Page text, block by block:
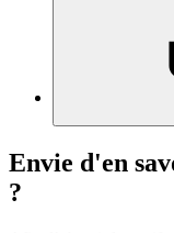
Envie d'en
?